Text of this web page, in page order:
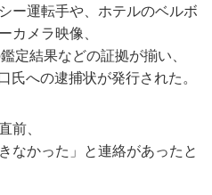
ー運転手や、ホテルのベルボ
カメラ映像、
定結果などの証拠が揃い、
への逮捕状が発行された。
前、
なかった」と連絡があったと